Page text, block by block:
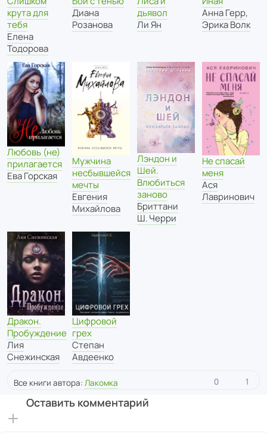
крута для
тебя
Елена
Тодорова
Диана
Розанова
дьявол
Ли Ян
Анна Герр,
Эрика Волк
Любовь (не)
прилагается
Ева Горская
Мужчина
несбывшейся
мечты
Евгения
Михайлова
Лэндон и
Шей.
Влюбиться
заново
Бриттани
Ш. Черри
Не спасай
меня
Ася
Лавринович
Дракон.
Пробуждение
Лия
Снежинская
Цифровой
грех
Степан
Авдеенко
Все книги автора: Лакомка 0 1
Оставить комментарий